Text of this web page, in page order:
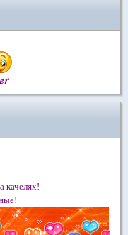
качелях!